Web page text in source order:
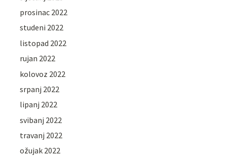
prosinac 2022
studeni 2022
listopad 2022
rujan 2022
kolovoz 2022
srpanj 2022
lipanj 2022
svibanj 2022
travanj 2022
ožujak 2022